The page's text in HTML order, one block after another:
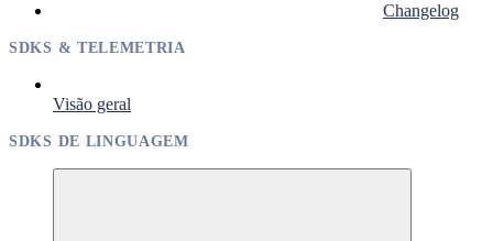
Changelog
SDKS & TELEMETRIA
Visão geral
SDKS DE LINGUAGEM